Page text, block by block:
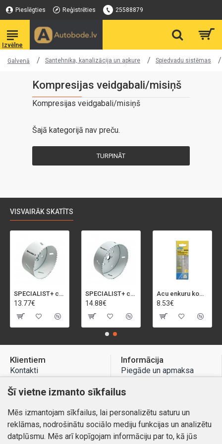
Pieslēgties Reģistrēties 25588879
Galvenā Santehnika, kanalizācija un apkure Spiedvadu sistēmas
Kompresijas veidgabali/misiņš
Kompresijas veidgabali/misiņš
Šajā kategorijā nav preču.
TURPINĀT
VISVAIRĀK SKATĪTS
SPECIALIST+ caurumu zāģis BI-METAL, 92 mm
13.77€
SPECIALIST+ caurumu zāģis BI-METAL, 98 mm
14.88€
Acu enkuru komplekts, 3-13 mm, Rapid, 12 gab.
8.53€
Klientiem
Kontakti
Preču atgriešana
Mans profils
Pasūtījumi
Informācija
Piegāde un apmaksa
Atteikuma tiesības
Kontakti
Šī vietne izmanto sīkfailus
Mēs izmantojam sīkfailus, lai personalizētu saturu un
reklāmas, nodrošinātu sociālo mediju funkcijas un analizētu
datplūsmu. Mēs arī kopīgojam informāciju par to, kā jūs